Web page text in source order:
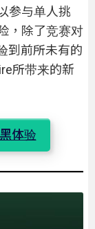
参与单人挑
，除了竞赛对
到前所未有的
所带来的新
体验